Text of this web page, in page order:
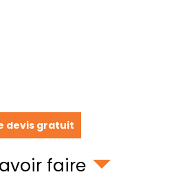
devis gratuit
faire